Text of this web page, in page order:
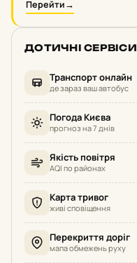
Перейти→
ДОТИЧНІ СЕРВІСИ
Транспорт онлайн
де зараз ваш автобус
Погода Києва
прогноз на 7 днів
Якість повітря
AQI по районах
Карта тривог
живі сповіщення
Перекриття доріг
мапа обмежень руху